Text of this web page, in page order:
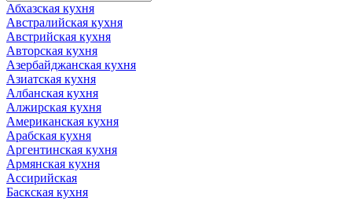
Абхазская кухня
Австралийская кухня
Австрийская кухня
Авторская кухня
Азербайджанская кухня
Азиатская кухня
Албанская кухня
Алжирская кухня
Американская кухня
Арабская кухня
Аргентинская кухня
Армянская кухня
Ассирийская
Баскская кухня